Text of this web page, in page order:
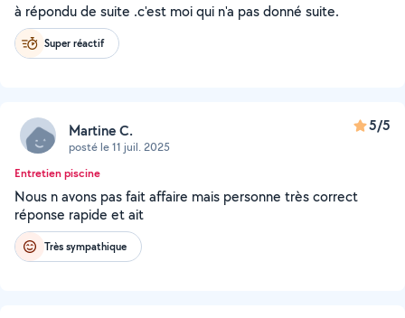
à répondu de suite .c'est moi qui n'a pas donné suite.
Super réactif
Martine C.
posté le 11 juil. 2025
5/5
Entretien piscine
Nous n avons pas fait affaire mais personne très correct
réponse rapide et ait
Très sympathique